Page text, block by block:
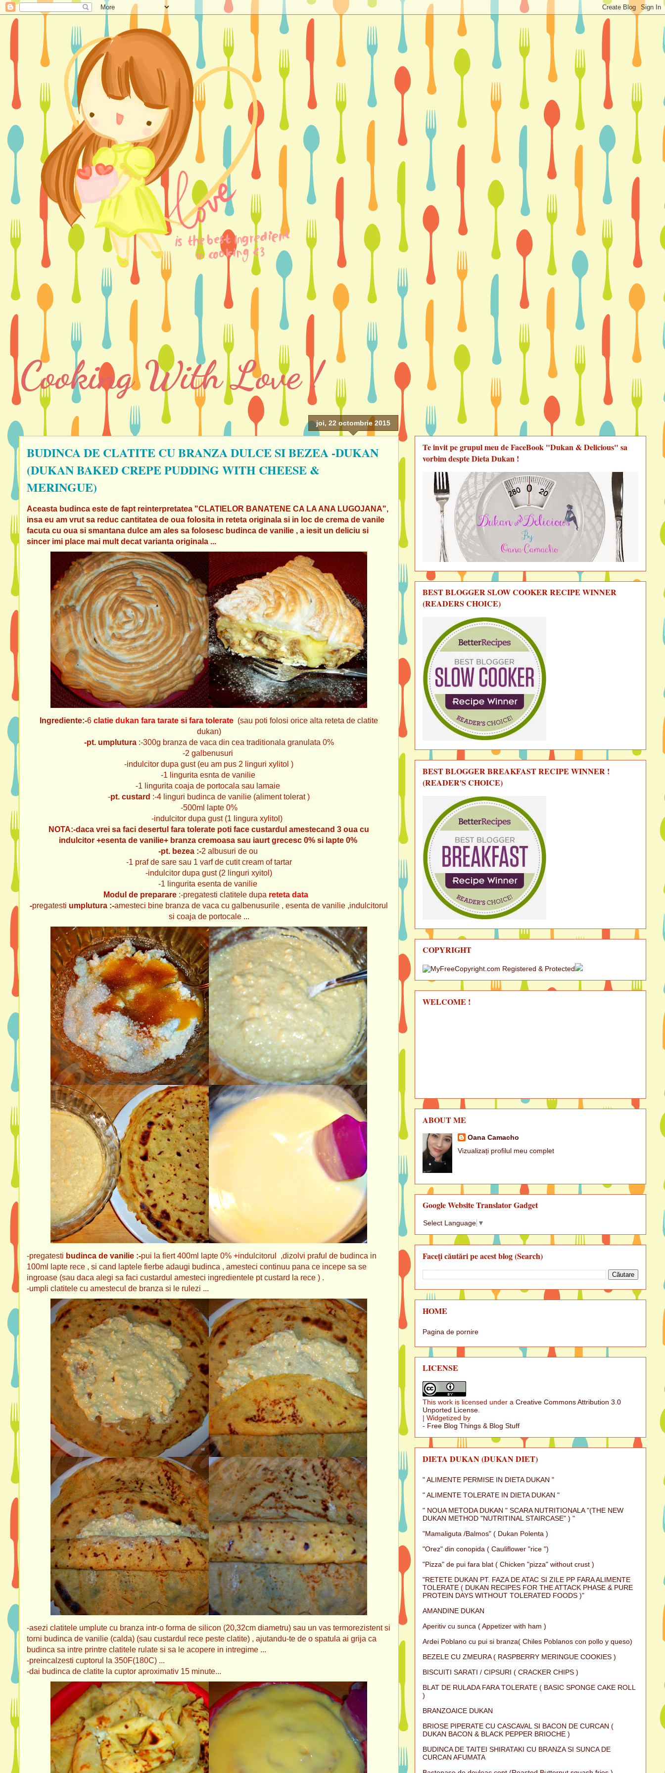
Cooking With Love !
joi, 22 octombrie 2015
BUDINCA DE CLATITE CU BRANZA DULCE SI BEZEA -DUKAN
(DUKAN BAKED CREPE PUDDING WITH CHEESE &
MERINGUE)
Aceasta budinca este de fapt reinterpretatea "CLATIELOR BANATENE CA LA ANA LUGOJANA",
insa eu am vrut sa reduc cantitatea de oua folosita in reteta originala si in loc de crema de vanile
facuta cu oua si smantana dulce am ales sa folosesc budinca de vanilie , a iesit un deliciu si
sincer imi place mai mult decat varianta originala ...
Ingrediente:-6 clatie dukan fara tarate si fara tolerate (sau poti folosi orice alta reteta de clatite
dukan)
-pt. umplutura:-300g branza de vaca din cea traditionala granulata 0%
-2 galbenusuri
-indulcitor dupa gust (eu am pus 2 linguri xylitol )
-1 lingurita esnta de vanilie
-1 lingurita coaja de portocala sau lamaie
-pt. custard :-4 linguri budinca de vanilie (aliment tolerat )
-500ml lapte 0%
-indulcitor dupa gust (1 lingura xylitol)
NOTA:-daca vrei sa faci desertul fara tolerate poti face custardul amestecand 3 oua cu
indulcitor +esenta de vanilie+ branza cremoasa sau iaurt grecesc 0% si lapte 0%
-pt. bezea :-2 albusuri de ou
-1 praf de sare sau 1 varf de cutit cream of tartar
-indulcitor dupa gust (2 linguri xyitol)
-1 lingurita esenta de vanilie
Modul de preparare :-pregatesti clatitele dupa reteta data
-pregatesti umplutura :-amesteci bine branza de vaca cu galbenusurile , esenta de vanilie ,indulcitorul
si coaja de portocale ...
-pregatesti budinca de vanilie :-pui la fiert 400ml lapte 0% +indulcitorul ,dizolvi praful de budinca in
100ml lapte rece , si cand laptele fierbe adaugi budinca , amesteci continuu pana ce incepe sa se
ingroase (sau daca alegi sa faci custardul amesteci ingredientele pt custard la rece ) .
-umpli clatitele cu amestecul de branza si le rulezi ...
-asezi clatitele umplute cu branza intr-o forma de silicon (20,32cm diametru) sau un vas termorezistent si
torni budinca de vanilie (calda) (sau custardul rece peste clatite) , ajutandu-te de o spatula ai grija ca
budinca sa intre printre clatitele rulate si sa le acopere in intregime ...
-preincalzesti cuptorul la 350F(180C) ...
-dai budinca de clatite la cuptor aproximativ 15 minute...
Te invit pe grupul meu de FaceBook "Dukan & Delicious" sa
vorbim despte Dieta Dukan !
BEST BLOGGER SLOW COOKER RECIPE WINNER
(READERS CHOICE)
BEST BLOGGER BREAKFAST RECIPE WINNER !
(READER'S CHOICE)
COPYRIGHT
WELCOME !
ABOUT ME
Oana Camacho
Vizualizați profilul meu complet
Google Website Translator Gadget
Select Language ▼
Faceţi căutări pe acest blog (Search)
HOME
Pagina de pornire
LICENSE
This work is licensed under a Creative Commons Attribution 3.0
Unported License.
| Widgetized by
- Free Blog Things & Blog Stuff
DIETA DUKAN (DUKAN DIET)
" ALIMENTE PERMISE IN DIETA DUKAN "
" ALIMENTE TOLERATE IN DIETA DUKAN "
" NOUA METODA DUKAN " SCARA NUTRITIONALA "(THE NEW
DUKAN METHOD "NUTRITINAL STAIRCASE" ) "
"Mamaliguta /Balmos" ( Dukan Polenta )
"Orez" din conopida ( Cauliflower "rice ")
"Pizza" de pui fara blat ( Chicken "pizza" without crust )
"RETETE DUKAN PT. FAZA DE ATAC SI ZILE PP FARA ALIMENTE
TOLERATE ( DUKAN RECIPES FOR THE ATTACK PHASE & PURE
PROTEIN DAYS WITHOUT TOLERATED FOODS )"
AMANDINE DUKAN
Aperitiv cu sunca ( Appetizer with ham )
Ardei Poblano cu pui si branza( Chiles Poblanos con pollo y queso)
BEZELE CU ZMEURA ( RASPBERRY MERINGUE COOKIES )
BISCUITI SARATI / CIPSURI ( CRACKER CHIPS )
BLAT DE RULADA FARA TOLERATE ( BASIC SPONGE CAKE ROLL
)
BRANZOAICE DUKAN
BRIOSE PIPERATE CU CASCAVAL SI BACON DE CURCAN (
DUKAN BACON & BLACK PEPPER BRIOCHE )
BUDINCA DE TAITEI SHIRATAKI CU BRANZA SI SUNCA DE
CURCAN AFUMATA